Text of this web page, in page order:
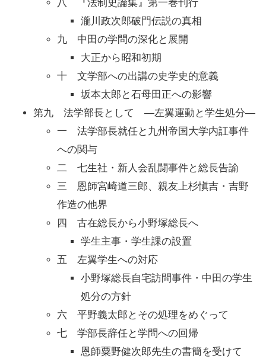
八 『法制史論集』第一巻刊行
瀧川政次郎破門伝説の真相
九 中田の学問の深化と展開
大正から昭和初期
十 文学部への出講の史学史的意義
坂本太郎と石母田正への影響
第九 法学部長として ―左翼運動と学生処分―
一 法学部長就任と九州帝国大学内訌事件
への関与
二 七生社・新人会乱闘事件と総長告諭
三 恩師宮崎道三郎、親友上杉愼吉・吉野
作造の他界
四 古在総長から小野塚総長へ
学生主事・学生課の設置
五 左翼学生への対応
小野塚総長自宅訪問事件・中田の学生
処分の方針
六 平野義太郎とその処理をめぐって
七 学部長辞任と学問への回帰
恩師粟野健次郎先生の書簡を受けて